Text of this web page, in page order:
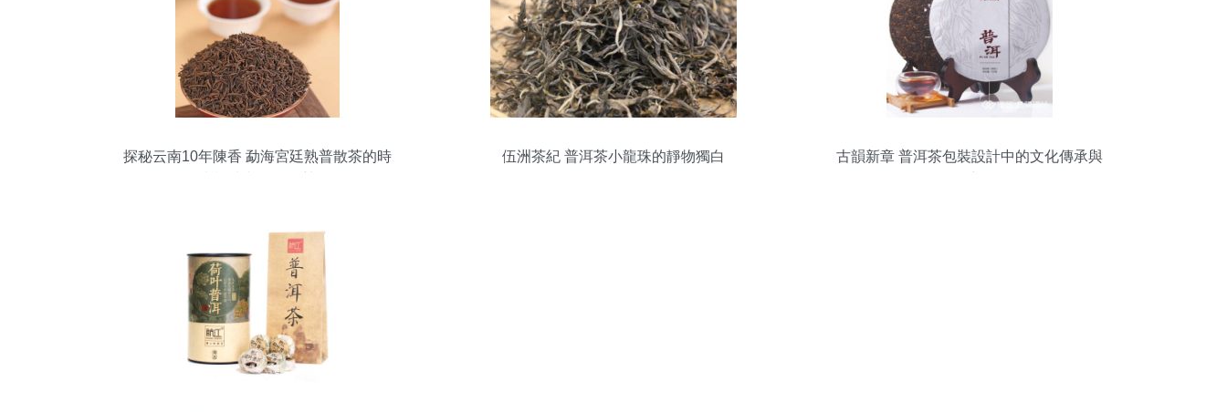
探秘云南10年陳香 勐海宮廷熟普散茶的時
伍洲茶紀 普洱茶小龍珠的靜物獨白
古韻新章 普洱茶包裝設計中的文化傳承與